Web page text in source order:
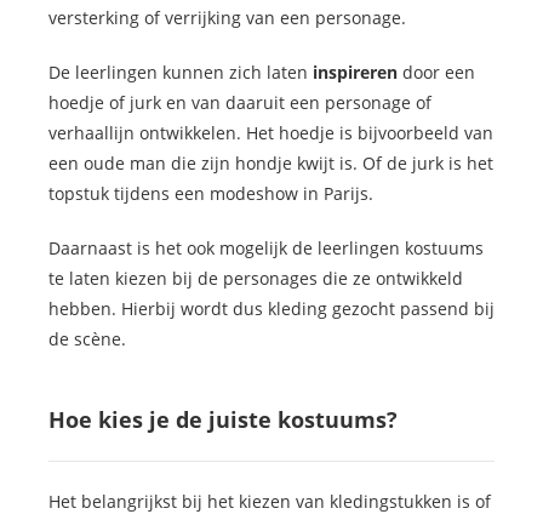
versterking of verrijking van een personage.
De leerlingen kunnen zich laten inspireren door een
hoedje of jurk en van daaruit een personage of
verhaallijn ontwikkelen. Het hoedje is bijvoorbeeld van
een oude man die zijn hondje kwijt is. Of de jurk is het
topstuk tijdens een modeshow in Parijs.
Daarnaast is het ook mogelijk de leerlingen kostuums
te laten kiezen bij de personages die ze ontwikkeld
hebben. Hierbij wordt dus kleding gezocht passend bij
de scène.
Hoe kies je de juiste kostuums?
Het belangrijkst bij het kiezen van kledingstukken is of
te
Hierdoor
website-
van